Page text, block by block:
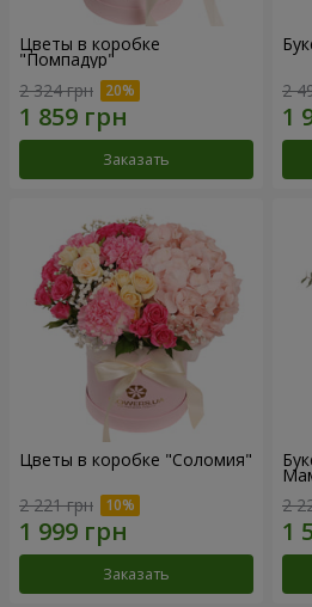
Цветы в коробке
"Помпадур"
2 324 грн
Заказать
2
Цветы в коробке "Соломия"
2 221 грн
Заказать
2